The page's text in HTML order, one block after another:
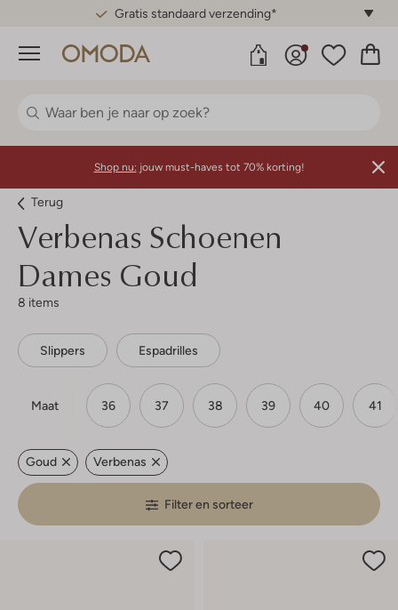
Gratis standaard verzending*
Menu
Shop nu: jouw must-haves tot 70% korting!
Terug
Verbenas Schoenen
Dames Goud
8 items
Slippers Espadrilles
Maat 36 37 38 39 40 41
Goud Verbenas
Filter en sorteer